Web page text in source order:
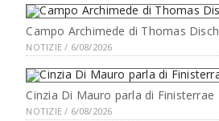
Campo Archimede di Thomas Disch
NOTIZIE / 6/08/2026
Cinzia Di Mauro parla di Finisterrae
NOTIZIE / 6/08/2026